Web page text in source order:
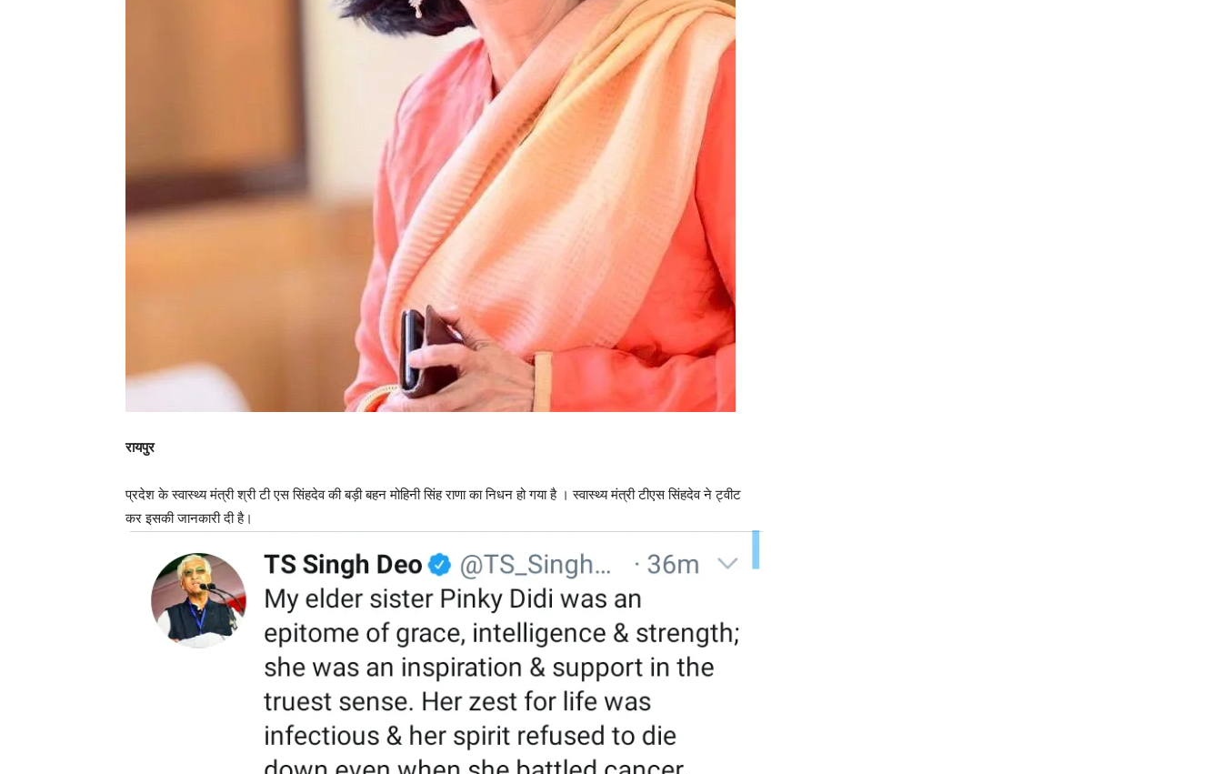
रायपुर
प्रदेश के स्वास्थ्य मंत्री श्री टी एस सिंहदेव की बड़ी बहन मोहिनी सिंह राणा का निधन हो गया है । स्वास्थ्य मंत्री टीएस सिंहदेव ने ट्वीट
कर इसकी जानकारी दी है।